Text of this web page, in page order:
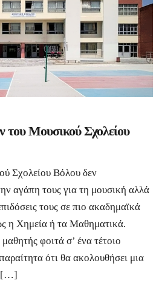
του Μουσικού Σχολείου
Σχολείου Βόλου δεν
αγάπη τους για τη μουσική αλλά
τους σε πιο ακαδημαϊκά
η Χημεία ή τα Μαθηματικά.
φοιτά σ’ ένα τέτοιο
ότι θα ακολουθήσει μια
[…]